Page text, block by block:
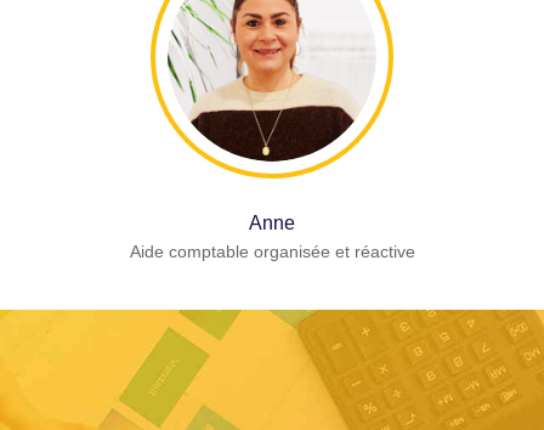
Anne
Aide comptable organisée et réactive